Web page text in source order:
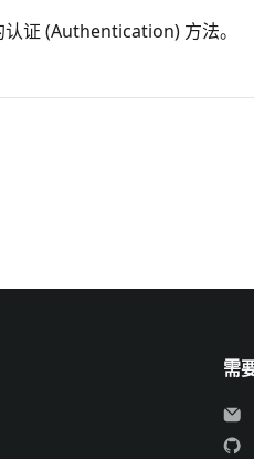
证 (Authentication) 方法。
需